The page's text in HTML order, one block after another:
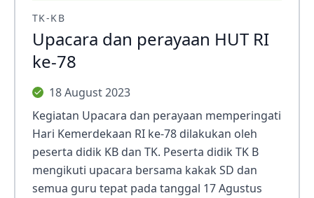
TK-KB
Upacara dan perayaan HUT RI
ke-78
18 August 2023
Kegiatan Upacara dan perayaan memperingati
Hari Kemerdekaan RI ke-78 dilakukan oleh
peserta didik KB dan TK. Peserta didik TK B
mengikuti upacara bersama kakak SD dan
semua guru tepat pada tanggal 17 Agustus